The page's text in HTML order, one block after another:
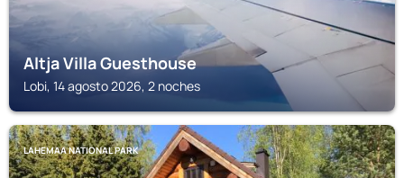
Altja Villa Guesthouse
Lobi, 14 agosto 2026, 2 noches
LAHEMAA NATIONAL PARK